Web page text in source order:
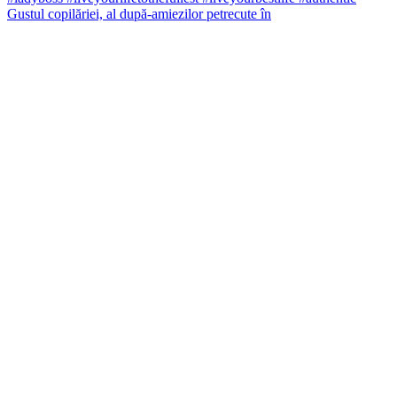
Gustul copilăriei, al după-amiezilor petrecute în